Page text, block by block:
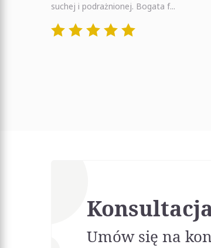
suchej i podrażnionej. Bogata f...
Umów się na